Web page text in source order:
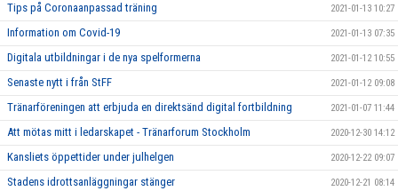
Tips på Coronaanpassad träning 2021-01-13 10:27
Information om Covid-19 2021-01-13 07:35
Digitala utbildningar i de nya spelformerna 2021-01-12 10:55
Senaste nytt i från StFF 2021-01-12 09:08
Tränarföreningen att erbjuda en direktsänd digital fortbildning 2021-01-07 11:44
Att mötas mitt i ledarskapet - Tränarforum Stockholm 2020-12-30 14:12
Kansliets öppettider under julhelgen 2020-12-22 09:07
Stadens idrottsanläggningar stänger 2020-12-21 08:14